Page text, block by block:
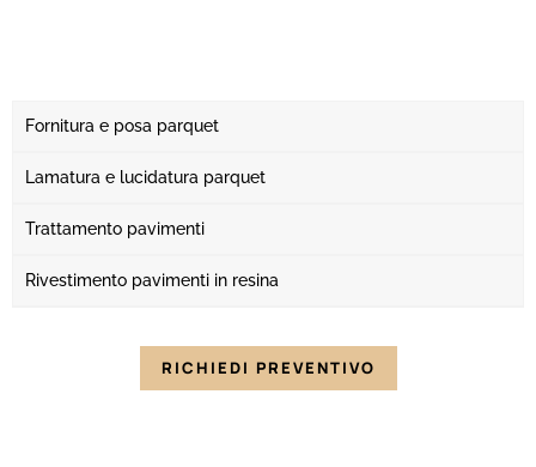
Fornitura e posa parquet
Lamatura e lucidatura parquet
Trattamento pavimenti
Rivestimento pavimenti in resina
RICHIEDI PREVENTIVO